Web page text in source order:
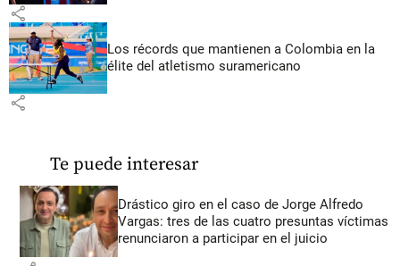
share
Los récords que mantienen a Colombia en la
élite del atletismo suramericano
share
Te puede interesar
Drástico giro en el caso de Jorge Alfredo
Vargas: tres de las cuatro presuntas víctimas
renunciaron a participar en el juicio